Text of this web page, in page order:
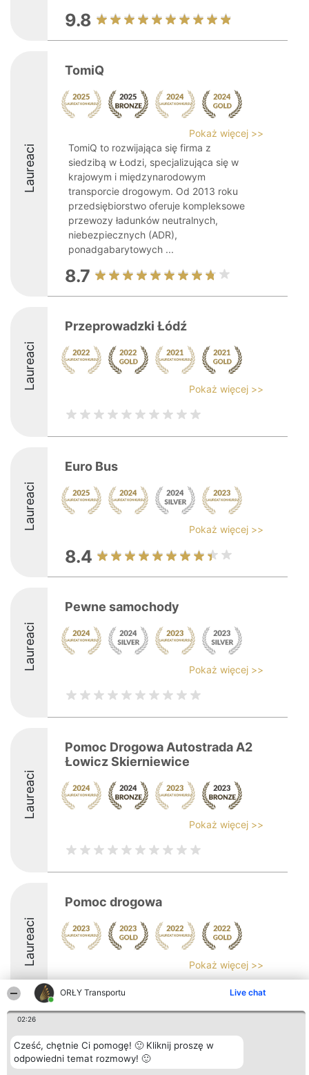
ORŁY Transportu Live chat
02:26
Cześć, chętnie Ci pomogę! 🙂 Kliknij proszę w
odpowiedni temat rozmowy! 🙂
9.8
Laureaci
TomiQ
Pokaż więcej >>
TomiQ to rozwijająca się firma z
siedzibą w Łodzi, specjalizująca się w
krajowym i międzynarodowym
transporcie drogowym. Od 2013 roku
przedsiębiorstwo oferuje kompleksowe
przewozy ładunków neutralnych,
niebezpiecznych (ADR),
ponadgabarytowych ...
8.7
Laureaci
Przeprowadzki Łódź
Pokaż więcej >>
Laureaci
Euro Bus
Pokaż więcej >>
8.4
Laureaci
Pewne samochody
Pokaż więcej >>
Laureaci
Pomoc Drogowa Autostrada A2
Łowicz Skierniewice
Pokaż więcej >>
Laureaci
Pomoc drogowa
Pokaż więcej >>
Organizator plebiscytu
Bright Side Solutions sp. z o.
o. sp. k.
ul. Ruska 22
Plebiscyt
Laureaci
Lista
wszystkich
Kontakt